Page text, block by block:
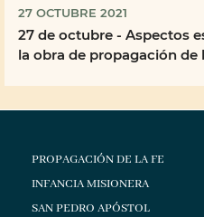
27 OCTUBRE 2021
27 de octubre - Aspectos
la obra de propagación de
PROPAGACIÓN DE LA FE
INFANCIA MISIONERA
SAN PEDRO APÓSTOL